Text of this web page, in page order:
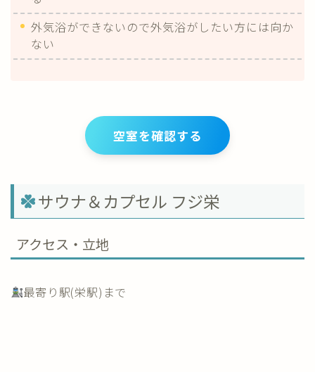
外気浴ができないので外気浴がしたい方には向か
ない
空室を確認する
サウナ＆カプセル フジ栄
アクセス・立地
最寄り駅(栄駅)まで